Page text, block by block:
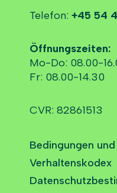
Telefon: +45 54
Öffnungszeiten:
Mo-Do: 08.00-
Fr: 08.00-14.30
CVR: 82861513
Bedingungen
Verhaltenskodex